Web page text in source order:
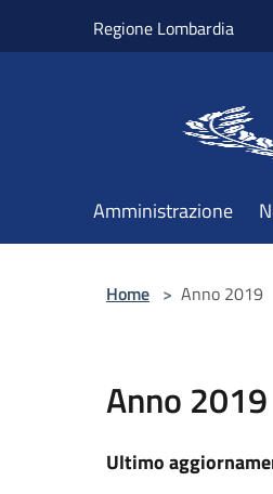
Regione Lombardia
Amministrazione
Home > Anno 2019
Anno 2019
Ultimo